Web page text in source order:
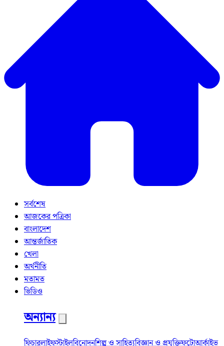
সর্বশেষ
আজকের পত্রিকা
বাংলাদেশ
আন্তর্জাতিক
খেলা
অর্থনীতি
মতামত
ভিডিও
অন্যান্য
ফিচারলাইফস্টাইলবিনোদনশিল্প ও সাহিত্যবিজ্ঞান ও প্রযুক্তিফটোআর্কাইভ